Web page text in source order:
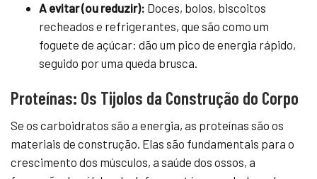
A evitar (ou reduzir): Doces, bolos, biscoitos
recheados e refrigerantes, que são como um
foguete de açúcar: dão um pico de energia rápido,
seguido por uma queda brusca.
Proteínas: Os Tijolos da Construção do Corpo
Se os carboidratos são a energia, as proteínas são os
materiais de construção. Elas são fundamentais para o
crescimento dos músculos, a saúde dos ossos, a